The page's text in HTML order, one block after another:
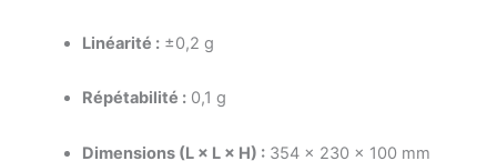
Linéarité : ±0,2 g
Répétabilité : 0,1 g
Dimensions (L × L × H) : 354 × 230 × 100 mm